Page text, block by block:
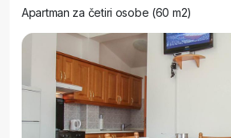
Apartman za četiri osobe (60 m2)